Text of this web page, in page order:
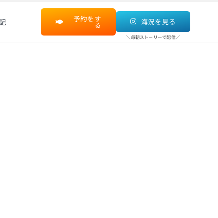
予約をす
る 海況を見る
＼毎朝ストーリーで配信／